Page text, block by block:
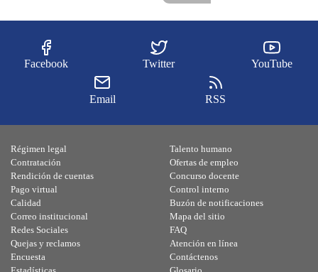
Facebook Twitter YouTube
Email RSS
Régimen legal
Contratación
Rendición de cuentas
Pago virtual
Calidad
Talento humano
Ofertas de empleo
Concurso docente
Control interno
Buzón de notificaciones
Correo institucional
Redes Sociales
Quejas y reclamos
Encuesta
Mapa del sitio
FAQ
Atención en línea
Contáctenos